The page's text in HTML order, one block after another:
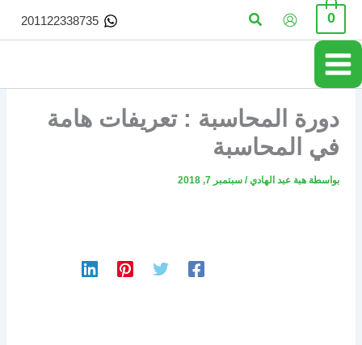
تخطي
المحتوى
0 البحث 201122338735
دورة المحاسبة : تعريفات هامة
في المحاسبة
بواسطة هبة عبد الهادي/ سبتمبر 7, 2018